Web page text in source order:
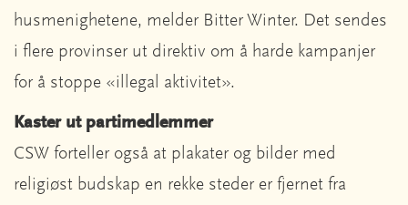
husmenighetene, melder Bitter Winter. Det sendes
i flere provinser ut direktiv om å harde kampanjer
for å stoppe «illegal aktivitet».
Kaster ut partimedlemmer
CSW forteller også at plakater og bilder med
religiøst budskap en rekke steder er fjernet fra